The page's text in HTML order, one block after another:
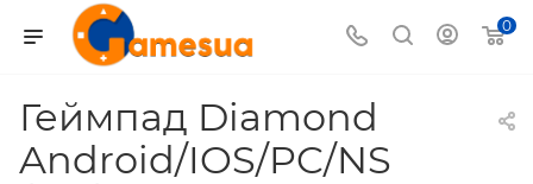
0
Геймпад Diamond
Android/IOS/PC/NS